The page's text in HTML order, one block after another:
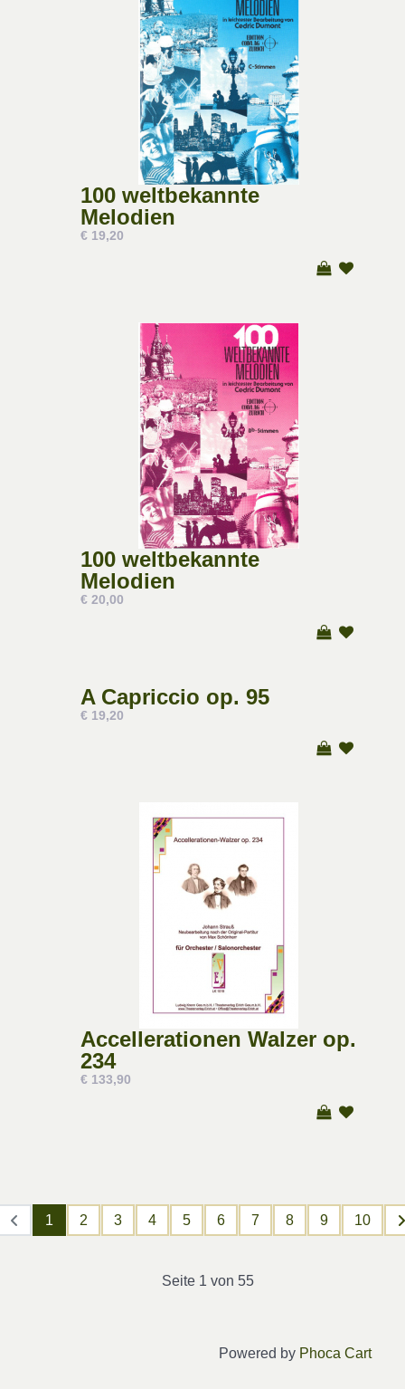
100 weltbekannte
Melodien
€ 19,20
100 weltbekannte
Melodien
€ 20,00
A Capriccio op. 95
€ 19,20
Accellerationen Walzer op.
234
€ 133,90
1 2 3 4 5 6 7 8 9 10
Seite 1 von 55
Powered by Phoca Cart